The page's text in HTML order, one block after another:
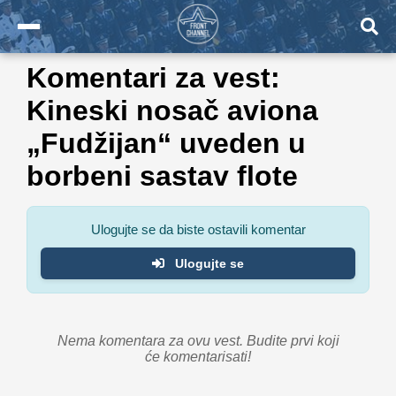
Komentari za vest:
Kineski nosač aviona
„Fudžijan“ uveden u
borbeni sastav flote
Ulogujte se da biste ostavili komentar
Ulogujte se
Nema komentara za ovu vest. Budite prvi koji
će komentarisati!